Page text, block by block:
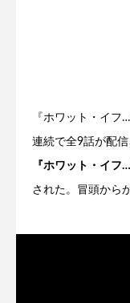
『ホワット・イフ
連続で全9話が配
『ホワット・イ
された。冒頭から